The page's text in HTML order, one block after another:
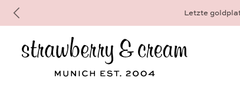
Dein schönster und